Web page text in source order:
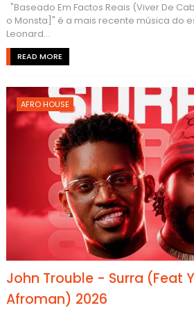
"Baseado Em Factos Reais (Viver De
o Monsta]" é a mais recente música do
Leonard...
READ MORE
AFRO HOUSE
John Trouble - Surra (Feat
Afroman) 2026